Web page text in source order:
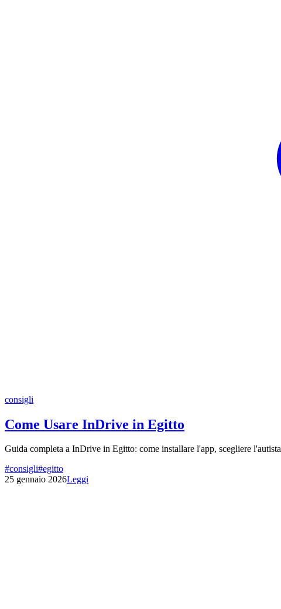
consigli
Come Usare InDrive in Egitto
Guida completa a InDrive in Egitto: come installare l'app, scegliere
#consigli#egitto
25 gennaio 2026Leggi